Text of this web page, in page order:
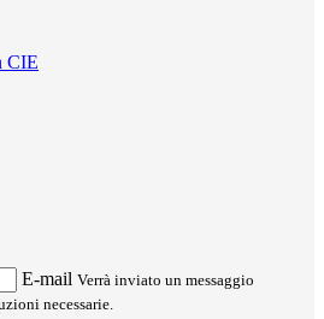
CIE
E-mail Verrà inviato un messaggio
necessarie.